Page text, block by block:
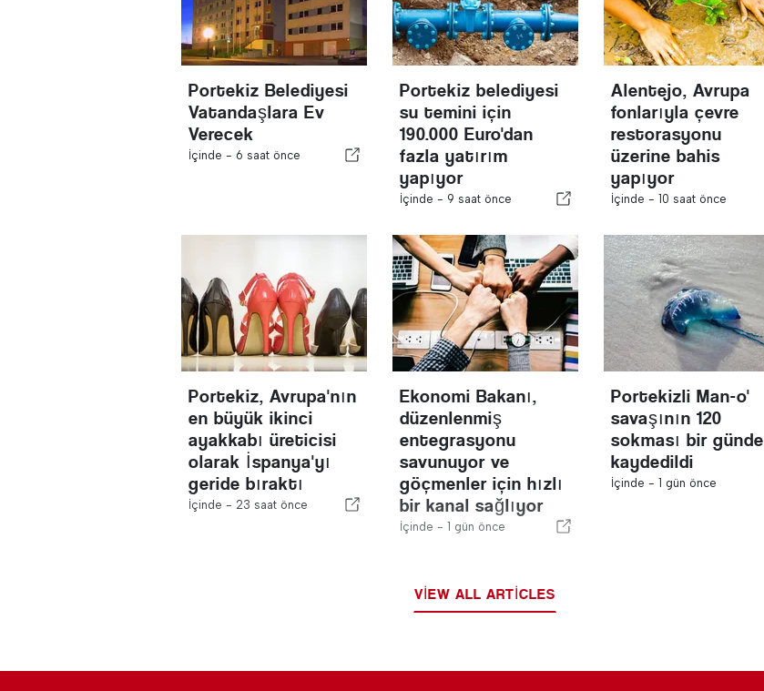
Portekiz Belediyesi
Vatandaşlara Ev
Verecek
İçinde - 6 saat önce
Portekiz belediyesi
su temini için
190.000 Euro'dan
fazla yatırım
yapıyor
İçinde - 9 saat önce
Alentejo, Avrupa
fonlarıyla çevre
restorasyonu
üzerine bahis
yapıyor
İçinde - 10 saat önce
Portekiz, Avrupa'nın
en büyük ikinci
ayakkabı üreticisi
olarak İspanya'yı
geride bıraktı
İçinde - 23 saat önce
Ekonomi Bakanı,
düzenlenmiş
entegrasyonu
savunuyor ve
göçmenler için hızlı
bir kanal sağlıyor
İçinde -1 gün önce
Portekizli Man-o'
savaşının 120
sokması bir günde
kaydedildi
İçinde - 1 gün önce
VIEW ALL ARTICLES